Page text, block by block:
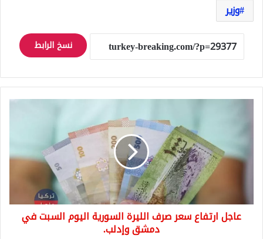
وزير
نسخ الرابط
الليرة
السورية
في
دمشق
عاجل ارتفاع سعر صرف الليرة السورية اليوم السبت في
دمشق وإدلب.